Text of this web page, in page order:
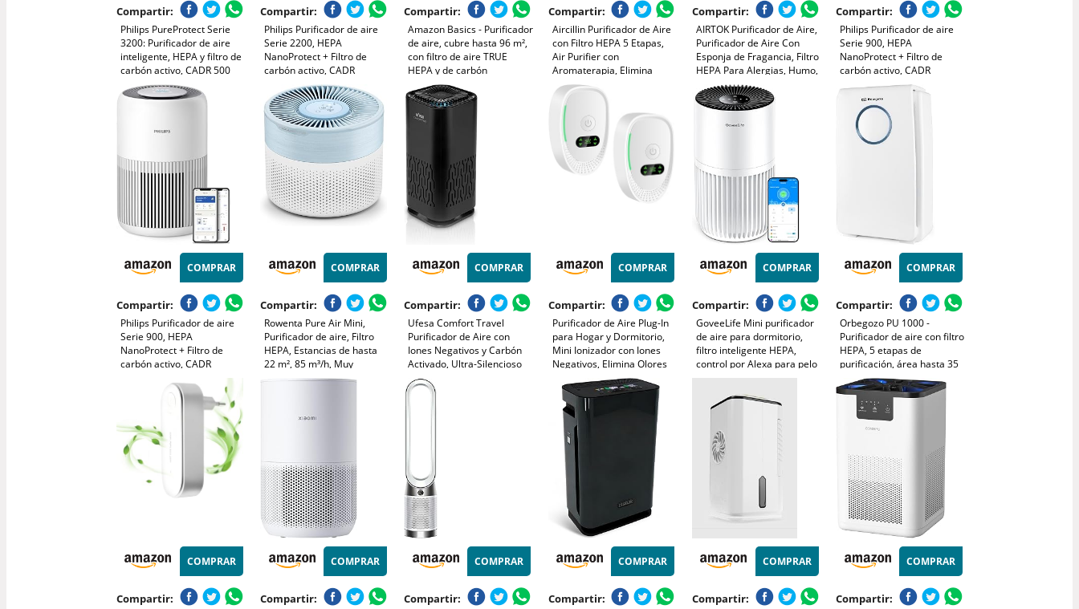
Compartir:
Philips PureProtect Serie
3200: Purificador de aire
inteligente, HEPA y filtro de
carbón activo, CADR 500
m³/h para 130 m²,
ultrasilencioso, captura el
Compartir:
Philips Purificador de aire
Serie 2200, HEPA
NanoProtect + Filtro de
carbón activo, CADR
400m³/h para 104m²,
Personas alérgicas, Ultra
silencioso, Filtro inteligente
y duradero (AC2210/10)
Compartir:
Amazon Basics - Purificador
de aire, cubre hasta 96 m²,
con filtro de aire TRUE
HEPA y de carbón
avanzado, CADR 800 m3/h,
elimina el 99,97% de las
alergias al polen, el polvo y
el humo, enchufe EU
Compartir:
Aircillin Purificador de Aire
con Filtro HEPA 5 Etapas,
Air Purifier con
Aromaterapia, Elimina
99.97% Polen, Caspa, Humo
y Olores, Silencio 25dB
Modo Sueño,
Temporizador, Luz, Bajo
Consumo 12W
Compartir:
AIRTOK Purificador de Aire,
Purificador de Aire Con
Esponja de Fragancia, Filtro
HEPA Para Alergias, Humo,
Caspa De Mascotas y
Olores, con Luz nocturna,
temporizador, bloqueo para
niños, 25dB
Compartir:
Philips Purificador de aire
Serie 900, HEPA
NanoProtect + Filtro de
carbón activo, CADR
250m³/h para alérgicos de
65m², silencioso, inteligente
y de bajo consumo
(AC0951/13)
COMPRAR
Compartir:
Philips Purificador de aire
Serie 900, HEPA
NanoProtect + Filtro de
carbón activo, CADR
250m³/h para alérgicos de
65m², silencioso, inteligente
y de bajo consumo
COMPRAR
Compartir:
Rowenta Pure Air Mini,
Purificador de aire, Filtro
HEPA, Estancias de hasta
22 m², 85 m³/h, Muy
silencioso, Reduce malos
COMPRAR
Compartir:
Ufesa Comfort Travel
Purificador de Aire con
Iones Negativos y Carbón
Activado, Ultra-Silencioso
≤20dB, Luz Nocturna, USB,
Bajo Consumo 1W, Área
COMPRAR
Compartir:
Purificador de Aire Plug-In
para Hogar y Dormitorio,
Mini Ionizador con Iones
Negativos, Elimina Olores
Humo/Mascotas/Zapatos,
Silencioso y sin Filtros, para
Cocina/Oficina/Baño (2)
COMPRAR
Compartir:
GoveeLife Mini purificador
de aire para dormitorio,
filtro inteligente HEPA,
control por Alexa para pelo
y humo, con 3 velocidades,
2 modos, temporizador y
aroma para hogar
COMPRAR
Compartir:
Orbegozo PU 1000 -
Purificador de aire con filtro
HEPA, 5 etapas de
purificación, área hasta 35
m2, temporizador, panel
táctil, contra alérgenos y
olores, 45 W
COMPRAR
Compartir:
COMPRAR
Compartir:
COMPRAR
Compartir:
COMPRAR
Compartir:
COMPRAR
Compartir:
COMPRAR
Compartir: